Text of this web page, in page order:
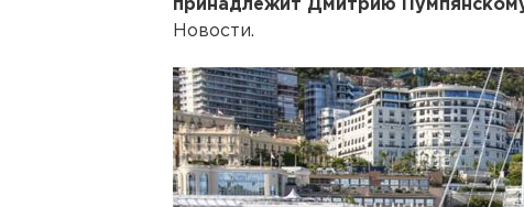
принадлежит Дмитрию
Новости.